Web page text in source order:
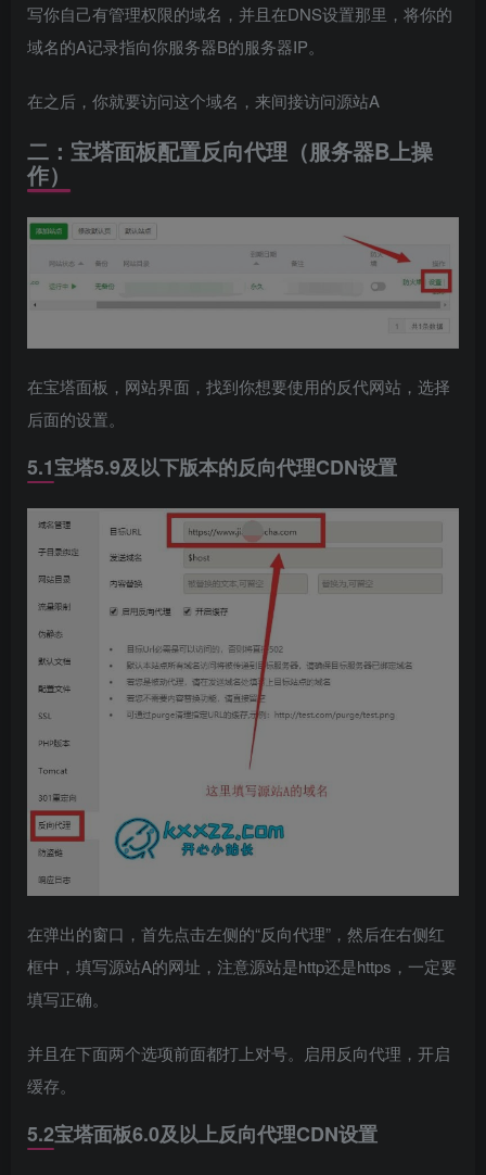
写你自己有管理权限的域名，并且在DNS设置那里，将你的
域名的A记录指向你服务器B的服务器IP。
在之后，你就要访问这个域名，来间接访问源站A
二：宝塔面板配置反向代理（服务器B上操
作）
在宝塔面板，网站界面，找到你想要使用的反代网站，选择
后面的设置。
5.1宝塔5.9及以下版本的反向代理CDN设置
在弹出的窗口，首先点击左侧的“反向代理”，然后在右侧红
框中，填写源站A的网址，注意源站是http还是https，一定要
填写正确。
并且在下面两个选项前面都打上对号。启用反向代理，开启
缓存。
5.2宝塔面板6.0及以上反向代理CDN设置